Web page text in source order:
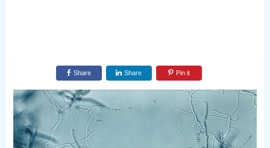
Share Share Pin it